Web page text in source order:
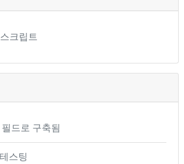
크립트
드로 구축됨
스팅